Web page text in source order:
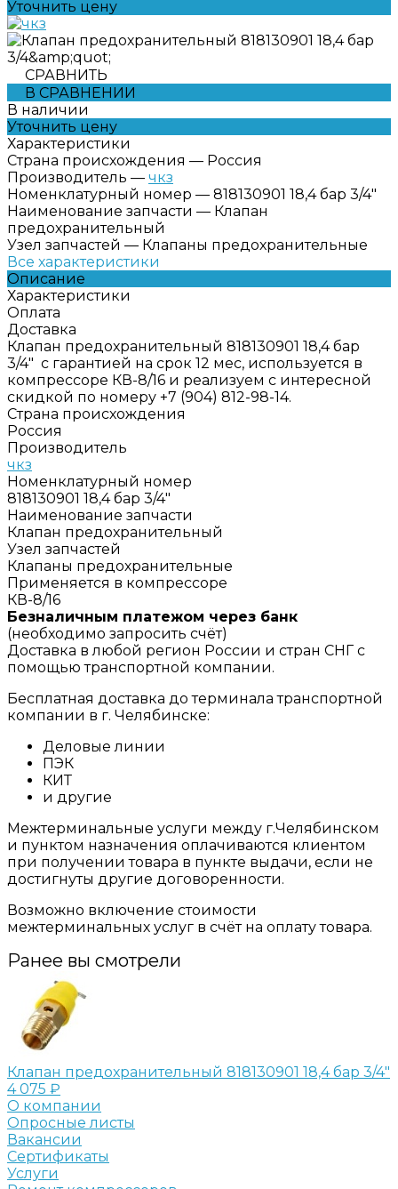
Уточнить цену
СРАВНИТЬ
В СРАВНЕНИИ
В наличии
Уточнить цену
Характеристики
Страна происхождения — Россия
Производитель — чкз
Номенклатурный номер — 818130901 18,4 бар 3/4"
Наименование запчасти — Клапан
предохранительный
Узел запчастей — Клапаны предохранительные
Все характеристики
Описание
Характеристики
Оплата
Доставка
Клапан предохранительный 818130901 18,4 бар
3/4" с гарантией на срок 12 мес, используется в
компрессоре КВ-8/16 и реализуем с интересной
скидкой по номеру +7 (904) 812-98-14.
Страна происхождения
Россия
Производитель
чкз
Номенклатурный номер
818130901 18,4 бар 3/4"
Наименование запчасти
Клапан предохранительный
Узел запчастей
Клапаны предохранительные
Применяется в компрессоре
КВ-8/16
Безналичным платежом через банк
(необходимо запросить счёт)
Доставка в любой регион России и стран СНГ с
помощью транспортной компании.
Бесплатная доставка до терминала транспортной
компании в г. Челябинске:
Деловые линии
ПЭК
КИТ
и другие
Межтерминальные услуги между г.Челябинском
и пунктом назначения оплачиваются клиентом
при получении товара в пункте выдачи, если не
достигнуты другие договоренности.
Возможно включение стоимости
межтерминальных услуг в счёт на оплату товара.
Ранее вы смотрели
Клапан предохранительный 818130901 18,4 бар 3/4"
4 075 ₽
О компании
Опросные листы
Вакансии
Сертификаты
Услуги